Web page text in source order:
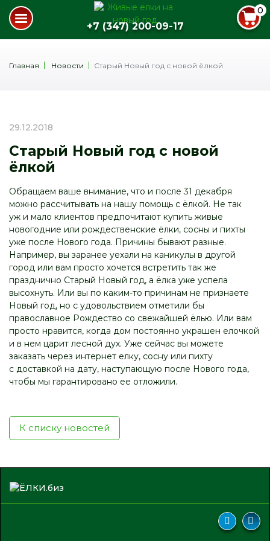
+7 (347) 200-09-17
0
Главная Новости Старый Новый год с новой ёлкой
29.12.2018
Старый Новый год с новой
ёлкой
Обращаем ваше внимание, что и после 31 декабря
можно рассчитывать на нашу помощь с ёлкой. Не так
уж и мало клиентов предпочитают купить живые
новогодние или рождественские ёлки, сосны и пихты
уже после Нового года. Причины бывают разные.
Например, вы заранее уехали на каникулы в другой
город или вам просто хочется встретить так же
празднично Старый Новый год, а ёлка уже успела
высохнуть. Или вы по каким-то причинам не признаете
Новый год, но с удовольствием отметили бы
православное Рождество со свежайшей ёлью. Или вам
просто нравится, когда дом постоянно украшен елочкой
и в нем царит лесной дух. Уже сейчас вы можете
заказать через интернет елку, сосну или пихту
с доставкой на дату, наступающую после Нового года,
чтобы мы гарантировано ее отложили.
К списку новостей